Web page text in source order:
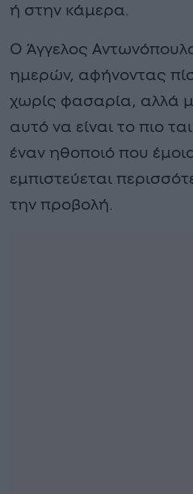
ή στην κάμερα.
Ο Άγγελος
ημερών, αφήνοντας
χωρίς φασαρία, αλλά
αυτό να είναι το πιο
έναν ηθοποιό που
εμπιστεύεται
την προβολή.